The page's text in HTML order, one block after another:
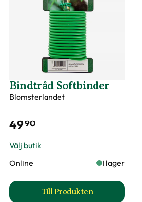
Bindtråd Softbinder
Blomsterlandet
4990
Välj butik
Online
I lager
Till Produkten
till Bindtråd